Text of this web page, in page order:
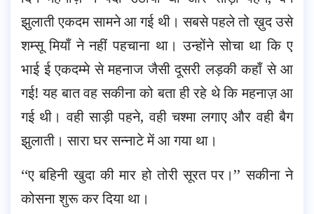
झुलाती एकदम सामने आ गई थी। सबसे पहले तो ख़ुद उसे
शम्सू मियाँ ने नहीं पहचाना था। उन्होंने सोचा था कि ए
भाई ई एकदम्मे से महनाज जैसी दूसरी लड़की कहाँ से आ
गई! यह बात वह सकीना को बता ही रहे थे कि महनाज़ आ
गई थी। वही साड़ी पहने, वही चश्मा लगाए और वही बैग
झुलाती। सारा घर सन्नाटे में आ गया था।
‘‘ए बहिनी खुदा की मार हो तोरी सूरत पर।’’ सकीना ने
कोसना शुरू कर दिया था।